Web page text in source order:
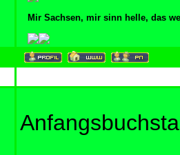
Mir Sachsen, mir sinn helle, das